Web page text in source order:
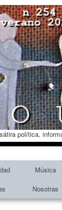
política,
Música
Nosotras